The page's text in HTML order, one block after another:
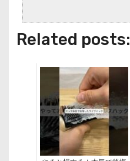
Related posts: